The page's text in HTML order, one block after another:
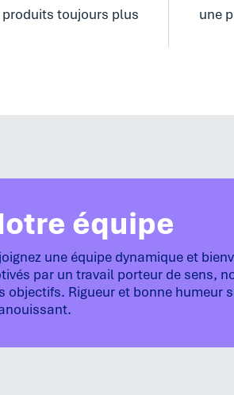
toujours plus
une
équipe
une équipe dynamique et
par un travail porteur de sens,
objectifs. Rigueur et bonne humeur